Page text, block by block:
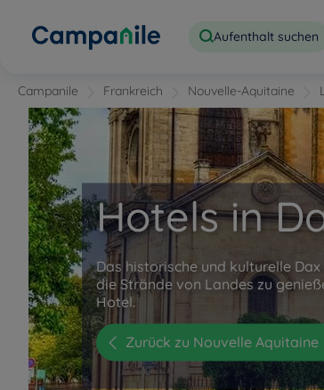
Aufenthalt suchen
Campanile Frankreich Nouvelle-Aquitaine
Hotels in
Das historische und kulturelle
die Strände von Landes zu
Hotel.
Zurück zu Nouvelle Aquitaine